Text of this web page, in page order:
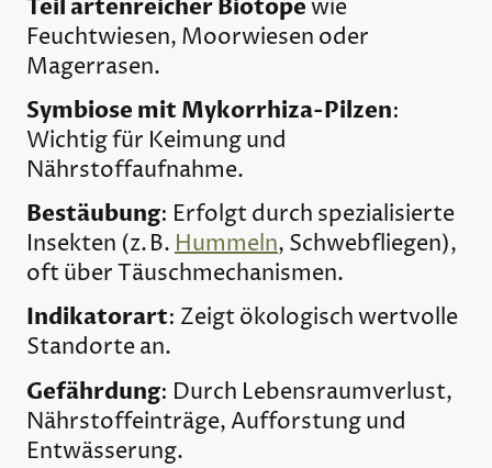
Teil artenreicher Biotopewie
Feuchtwiesen, Moorwiesen oder
Magerrasen.
Symbiose mit Mykorrhiza-Pilzen:
Wichtig für Keimung und
Nährstoffaufnahme.
Bestäubung: Erfolgt durch spezialisierte
Insekten (z. B.Hummeln, Schwebfliegen),
oft über Täuschmechanismen.
Indikatorart: Zeigt ökologisch wertvolle
Standorte an.
Gefährdung: Durch Lebensraumverlust,
Nährstoffeinträge, Aufforstung und
Entwässerung.